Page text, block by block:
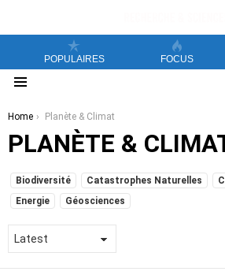
POPULAIRES FOCUS
You are here:
Home Planète & Climat
PLANÈTE &
SUBTERMS
Biodiversité Catastrophes Naturelles
Energie
Géosciences